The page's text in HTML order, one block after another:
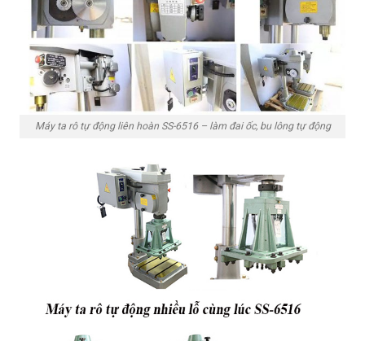
Máy ta rô tự động liên hoàn SS-6516 – làm đai ốc, bu lông tự động